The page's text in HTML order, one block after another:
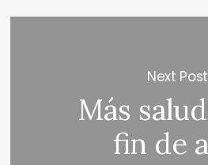
Next Post
Más
fin de